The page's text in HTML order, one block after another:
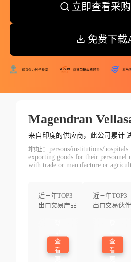
立即查看采
免费下载
Magendran
来自印度的供应商，此公司累计
地址：persons/institutions/
exporting goods for their personnel
with trade or manufacture or
近三年TOP3
出口交易产品
查
看
近三年TOP3
出口交易伙伴
查
看